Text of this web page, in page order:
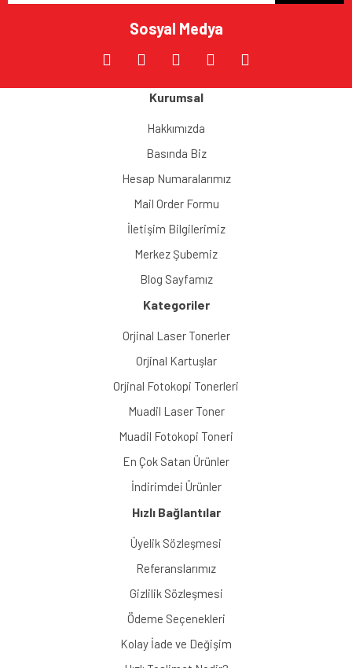
Gönder
Sosyal Medya
Kurumsal
Hakkımızda
Basında Biz
Hesap Numaralarımız
Mail Order Formu
İletişim Bilgilerimiz
Merkez Şubemiz
Blog Sayfamız
Kategoriler
Orjinal Laser Tonerler
Orjinal Kartuşlar
Orjinal Fotokopi Tonerleri
Muadil Laser Toner
Muadil Fotokopi Toneri
En Çok Satan Ürünler
İndirimdei Ürünler
Hızlı Bağlantılar
Üyelik Sözleşmesi
Referanslarımız
Gizlilik Sözleşmesi
Ödeme Seçenekleri
Kolay İade ve Değişim